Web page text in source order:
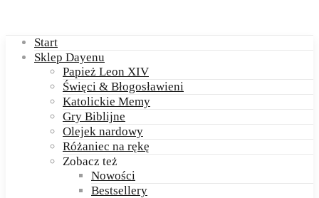
Start
Sklep Dayenu
Papież Leon XIV
Święci & Błogosławieni
Katolickie Memy
Gry Biblijne
Olejek nardowy
Różaniec na rękę
Zobacz też
Nowości
Bestsellery